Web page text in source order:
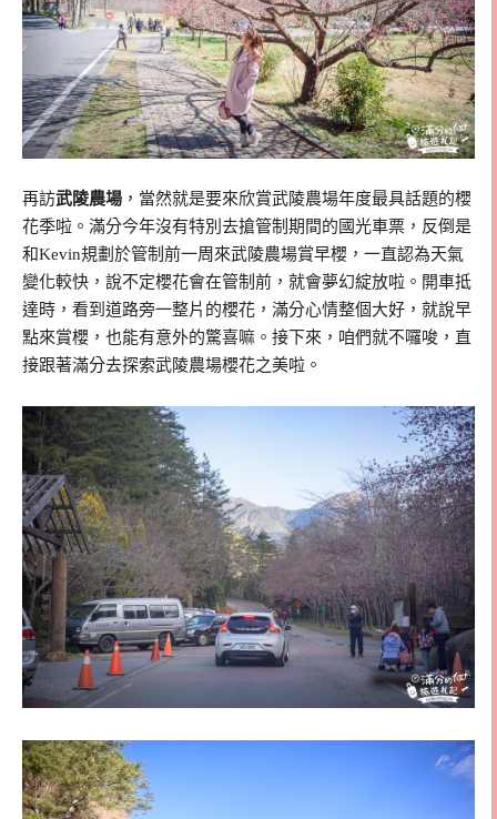
再訪武陵農場 ，當然就是要來欣賞武陵農場年度最具話題的櫻
花季啦。滿分今年沒有特別去搶管制期間的國光車票，反倒是
和Kevin規劃於管制前一周來武陵農場賞早櫻，一直認為天氣
變化較快，說不定櫻花會在管制前，就會夢幻綻放啦。開車抵
達時，看到道路旁一整片的櫻花，滿分心情整個大好，就說早
點來賞櫻，也能有意外的驚喜嘛。接下來，咱們就不囉唆，直
接跟著滿分去探索武陵農場櫻花之美啦。